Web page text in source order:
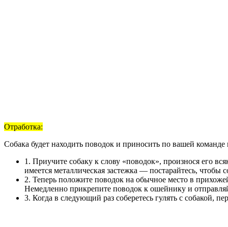
Отработка:
Собака будет находить поводок и приносить по вашей команде
1. Приучите собаку к слову «поводок», произнося его
имеется металлическая застежка — постарайтесь,
2. Теперь положите поводок на обычное место в
Немедленно прикрепите поводок к ошейнику и
3. Когда в следующий раз соберетесь гулять с собакой,